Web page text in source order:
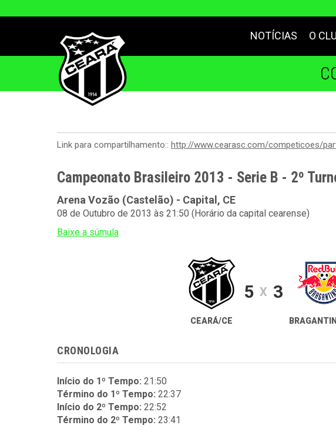
NOTÍCIAS O
Link para compartilhamento:: http://www.cearasc.com/competicoes/
Campeonato Brasileiro 2013 - Serie B - 2º
Arena Vozão (Castelão) - Capital, CE
08 de Outubro de 2013 às 21:50 (Horário da capital cearense)
Baixe a súmula
CEARÁ/CE
5 X 3
CRONOLOGIA
Início do 1º Tempo: 21:50
Término do 1º Tempo: 22:37
Início do 2º Tempo: 22:52
Término do 2º Tempo: 23:41